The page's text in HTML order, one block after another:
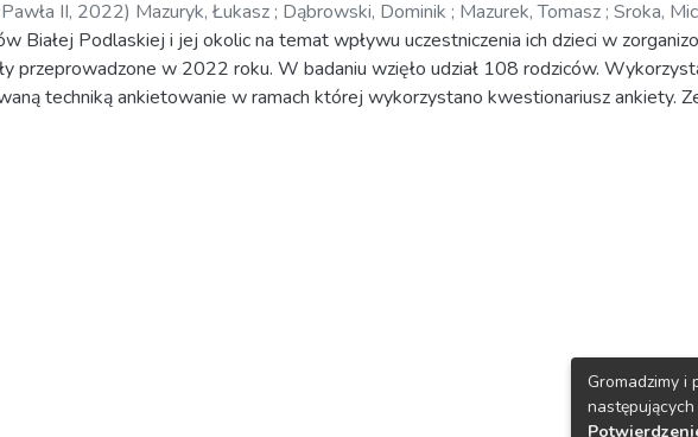
II, 2022) Mazuryk, Łukasz ; Dąbrowski, Dominik ; Mazurek, Tomasz ; Sroka,
Białej Podlaskiej i jej okolic na temat wpływu uczestniczenia ich dzieci w
przeprowadzone w 2022 roku. W badaniu wzięło udział 108 rodziców.
techniką ankietowanie w ramach której wykorzystano kwestionariusz ankiety.
Gromadzimy